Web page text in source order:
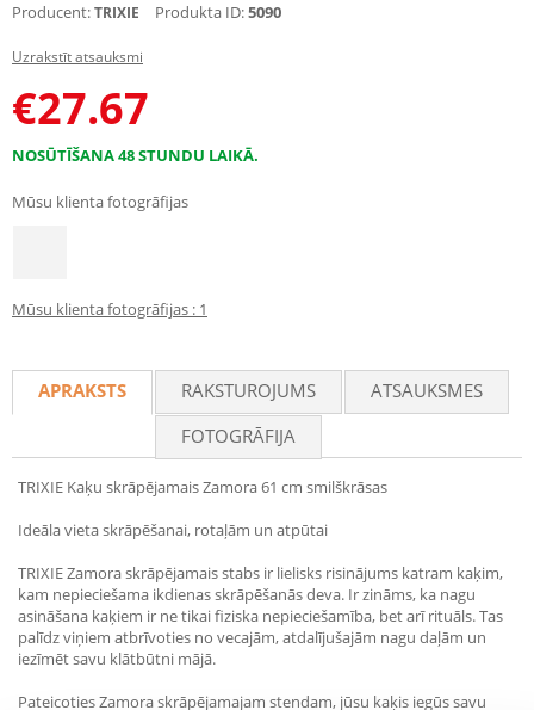
Producent:TRIXIE Produkta ID:5090
Uzrakstīt atsauksmi
€27.67
NOSŪTĪŠANA 48 STUNDU LAIKĀ.
Mūsu klienta fotogrāfijas
Mūsu klienta fotogrāfijas : 1
APRAKSTS RAKSTUROJUMS
ATSAUKSMES
FOTOGRĀFIJA
TRIXIE Kaķu skrāpējamais Zamora 61 cm smilškrāsas
Ideāla vieta skrāpēšanai, rotaļām un atpūtai
TRIXIE Zamora skrāpējamais stabs ir lielisks risinājums katram kaķim,
kam nepieciešama ikdienas skrāpēšanās deva. Ir zināms, ka nagu
asināšana kaķiem ir ne tikai fiziska nepieciešamība, bet arī rituāls. Tas
palīdz viņiem atbrīvoties no vecajām, atdalījušajām nagu daļām un
iezīmēt savu klātbūtni mājā.
Pateicoties Zamora skrāpējamajam stendam, jūsu kaķis iegūs savu